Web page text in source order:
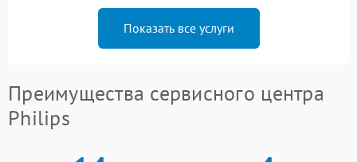
Показать все услуги
Преимущества сервисного центра
Philips